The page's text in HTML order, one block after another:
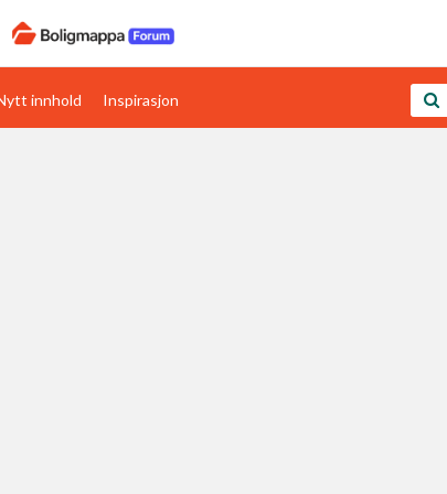
Boligens papirer
innhold Inspirasjon